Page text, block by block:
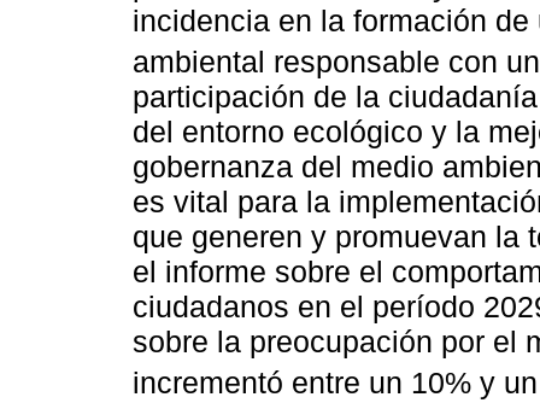
incidencia en la formación
ambiental responsable con
participación de la
del entorno ecológico y la
gobernanza del medio
es vital para la
que generen y promuevan la
el informe sobre el
ciudadanos en el período
sobre la preocupación por el
incrementó entre un 10% y